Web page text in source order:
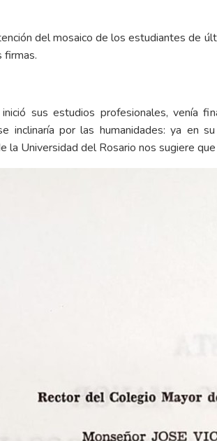
del mosaico de los estudiantes de
firmas.
sus estudios profesionales, venía
inclinaría por las humanidades: ya en
la Universidad del Rosario nos sugiere